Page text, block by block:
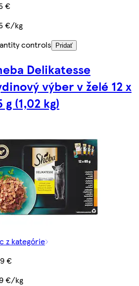
€
€/kg
controls
Pridať
Delikatesse
výber v želé 12 x
g (1,02 kg)
z kategórie
€
€/kg